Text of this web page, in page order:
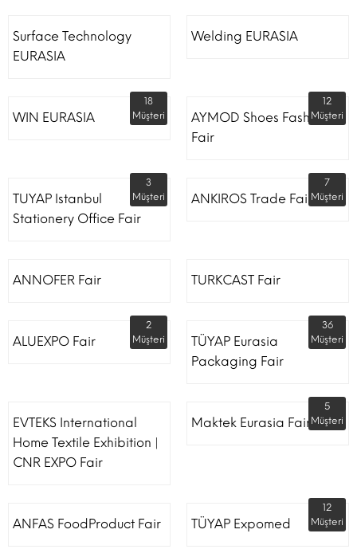
Surface Technology
EURASIA
Welding EURASIA
WIN EURASIA
18
Müşteri
AYMOD Shoes Fashion
Fair
12
Müşteri
TUYAP Istanbul
Stationery Office Fair
3
Müşteri
ANKIROS Trade Fairs
7
Müşteri
ANNOFER Fair TURKCAST Fair
ALUEXPO Fair
2
Müşteri
TÜYAP Eurasia
Packaging Fair
36
Müşteri
EVTEKS International
Home Textile Exhibition |
CNR EXPO Fair
Maktek Eurasia Fair
5
Müşteri
ANFAS FoodProduct Fair TÜYAP Expomed
12
Müşteri